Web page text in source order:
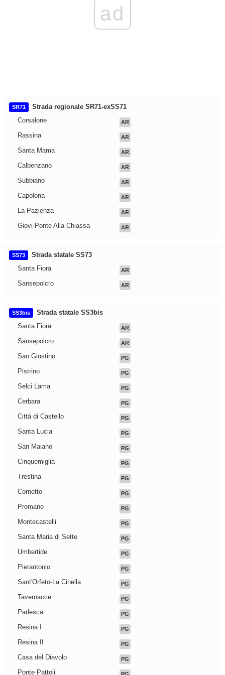
ad
SR71
Strada regionale SR71-exSS71
Corsalone
AR
Rassina AR
Santa Mama AR
Calbenzano AR
Subbiano AR
Capolona AR
La Pazienza AR
Giovi-Ponte Alla Chiassa AR
SS73
Strada statale SS73
Santa Fiora
AR
Sansepolcro AR
SS3bis
Strada statale SS3bis
Santa Fiora
AR
Sansepolcro AR
San Giustino PG
Pistrino PG
Selci Lama PG
Cerbara PG
Città di Castello PG
Santa Lucia PG
San Maiano PG
Cinquemiglia PG
Trestina PG
Cornetto PG
Promano PG
Montecastelli PG
Santa Maria di Sette PG
Umbertide PG
Pierantonio PG
Sant'Orfeto-La Cinella PG
Tavernacce PG
Parlesca PG
Resina I PG
Resina II PG
Casa del Diavolo PG
Ponte Pattoli